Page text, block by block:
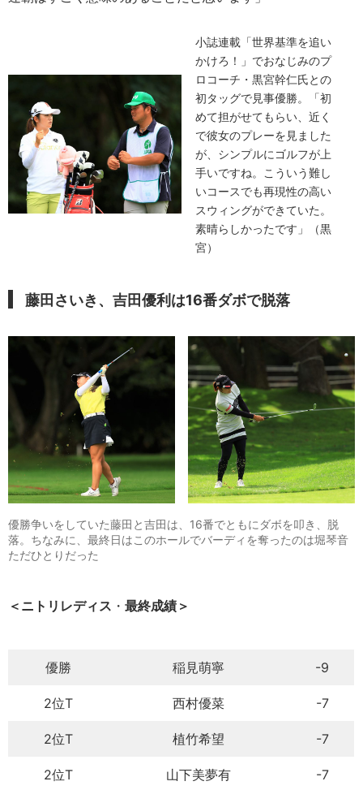
小誌連載「世界基準を追い
かけろ！」でおなじみのプ
ロコーチ・黒宮幹仁氏との
初タッグで見事優勝。「初
めて担がせてもらい、近く
で彼女のプレーを見ました
が、シンプルにゴルフが上
手いですね。こういう難し
いコースでも再現性の高い
スウィングができていた。
素晴らしかったです」（黒
宮）
藤田さいき、吉田優利は16番ダボで脱落
優勝争いをしていた藤田と吉田は、16番でともにダボを叩き、脱
落。ちなみに、最終日はこのホールでバーディを奪ったのは堀琴音
ただひとりだった
＜ニトリレディス ・ 最終成績＞
優勝 稲見萌寧 -9
2位T 西村優菜 -7
2位T 植竹希望 -7
2位T 山下美夢有 -7